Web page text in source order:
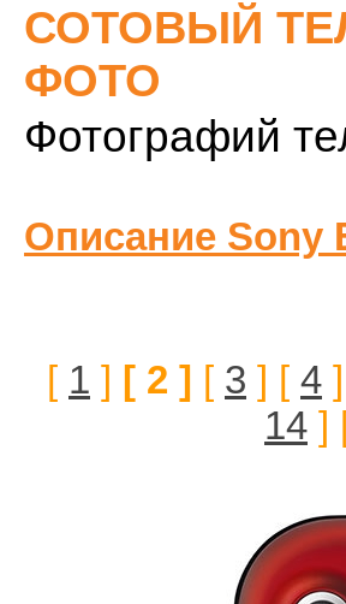
СОТОВЫЙ
ФОТО
Фотографий
Описание Sony
[ 1 ] [ 2 ] [ 3 ] [ 4
14 ]